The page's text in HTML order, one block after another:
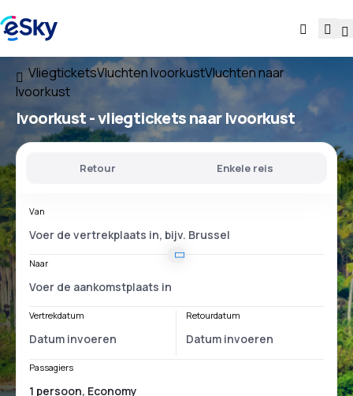
VliegticketsVluchten IvoorkustVluchten naar
Ivoorkust
Ivoorkust - vliegtickets naar Ivoorkust
Retour Enkele reis
Van
Naar
Vertrekdatum Retourdatum
Passagiers